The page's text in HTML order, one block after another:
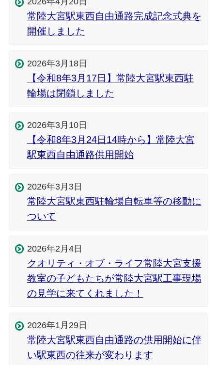
常陸大宮駅東西自由通路完成記念式典を
開催しました
2026年3月18日
【令和8年3月17日】常陸大宮駅東西駐
輪場は閉鎖しました
2026年3月10日
【令和8年3月24日14時から】常陸大宮
駅東西自由通路供用開始
2026年3月3日
常陸大宮駅東西駐輪場自転車等の移動に
ついて
2026年2月4日
クオリティ・オブ・ライフ常陸大宮支援
教室の子どもたちが常陸大宮駅工事現場
の見学に来てくれました！
2026年1月29日
常陸大宮駅東西自由通路の供用開始に伴
い駅東西の往来が変わります